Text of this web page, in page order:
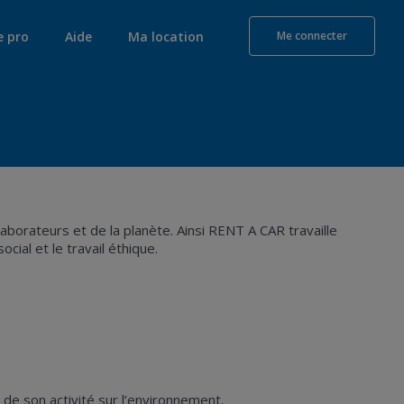
pro Aide Ma location Me connecter
et de la planète. Ainsi RENT A CAR travaille
et le travail éthique.
son activité sur l’environnement.